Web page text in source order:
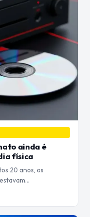
ainda é
física
20 anos, os